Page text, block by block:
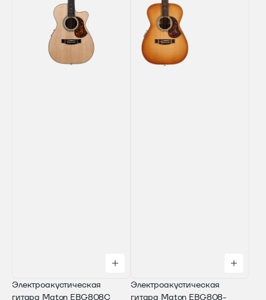
Электроакустическая
гитара Maton EBG808C
Электроакустическая
гитара Maton EBG808-